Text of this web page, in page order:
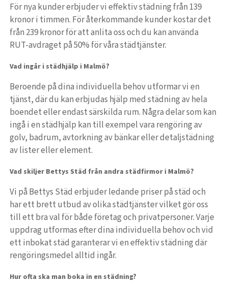
För nya kunder erbjuder vi effektiv städning från 139
kronor i timmen. För återkommande kunder kostar det
från 239 kronor för att anlita oss och du kan använda
RUT-avdraget på 50% för våra städtjänster.
Vad ingår i städhjälp i Malmö?
Beroende på dina individuella behov utformar vi en
tjänst, där du kan erbjudas hjälp med städning av hela
boendet eller endast särskilda rum. Några delar som kan
ingå i en städhjälp kan till exempel vara rengöring av
golv, badrum, avtorkning av bänkar eller detaljstädning
av lister eller element.
Vad skiljer Bettys Städ från andra städfirmor i Malmö?
Vi på Bettys Städ erbjuder ledande priser på städ och
har ett brett utbud av olika städtjänster vilket gör oss
till ett bra val för både företag och privatpersoner. Varje
uppdrag utformas efter dina individuella behov och vid
ett inbokat städ garanterar vi en effektiv städning där
rengöringsmedel alltid ingår.
Hur ofta ska man boka in en städning?